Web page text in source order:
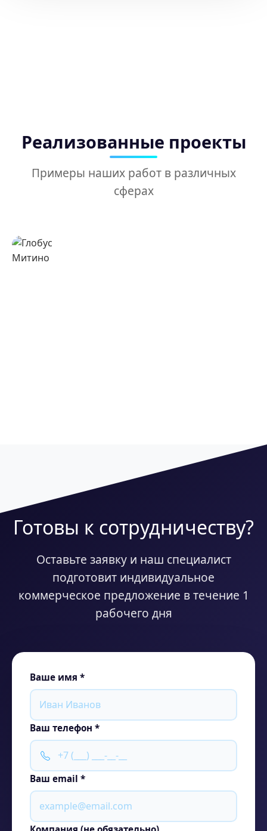
Реализованные проекты
Примеры наших работ в различных
сферах
Готовы к сотрудничеству?
Оставьте заявку и наш специалист
подготовит индивидуальное
коммерческое предложение в течение 1
рабочего дня
Ваше имя *
Ваш телефон *
Ваш email *